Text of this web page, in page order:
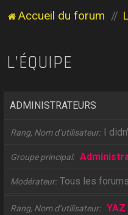
Accueil du forum
L’ÉQUIPE
ADMINISTRATEURS
Rang, Nom d’utilisateur I
Groupe principal
Modérateur Tous les forums
Rang, Nom d’utilisateur YAZ